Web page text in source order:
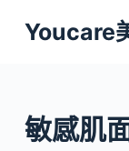
跳
至
內
容
Youcare
敏感肌